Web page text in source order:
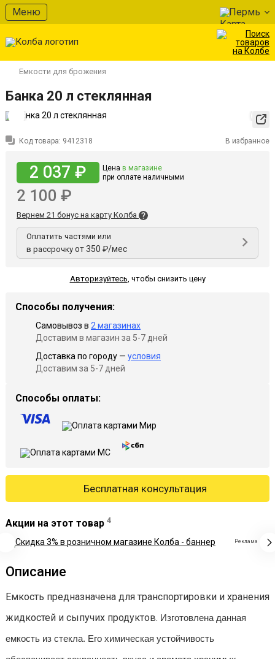
Меню Пермь
Емкости для брожения
Банка 20 л стеклянная
Код товара: 9412318 В избранное
2 037 ₽ Цена в магазине
при оплате наличными
2 100 ₽
Вернем 21 бонус на карту Колба
Оплатить частями или
в рассрочку от 350 ₽/мес
Авторизуйтесь, чтобы снизить цену
Способы получения:
Самовывоз в 2 магазинах
Доставим в магазин за 5-7 дней
Доставка по городу — условия
Доставим за 5-7 дней
Способы оплаты:
Бесплатная консультация
Акции на этот товар 4
Реклама
Описание
Емкость предназначена для транспортировки и хранения
жидкостей и сыпучих продуктов. Изготовлена данная
емкость из стекла. Его химическая устойчивость